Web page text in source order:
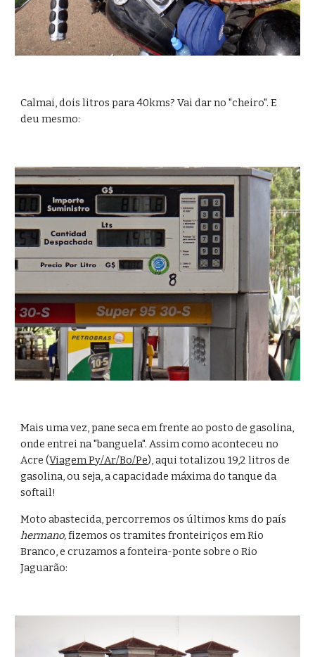
Calmai, dois litros para 40kms? Vai dar no "cheiro". E
deu mesmo:
Mais uma vez, pane seca em frente ao posto de gasolina,
onde entrei na "banguela". Assim como aconteceu no
Acre (Viagem Py/Ar/Bo/Pe), aqui totalizou 19,2 litros de
gasolina, ou seja, a capacidade máxima do tanque da
softail!
hermano, fizemos os tramites fronteiriços em Rio
Branco, e cruzamos a fonteira-ponte sobre o Rio
Jaguarão: